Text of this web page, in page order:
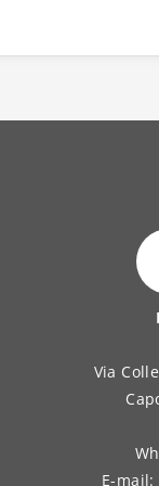
Via
E-mail: